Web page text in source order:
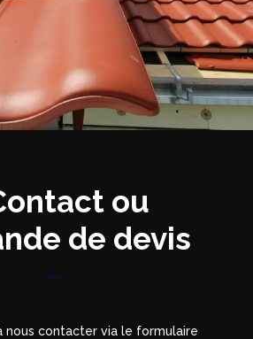
ou
de devis
~
nous contacter via le formulaire